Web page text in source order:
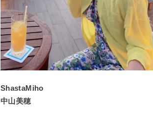
ShastaMiho
中山美穂